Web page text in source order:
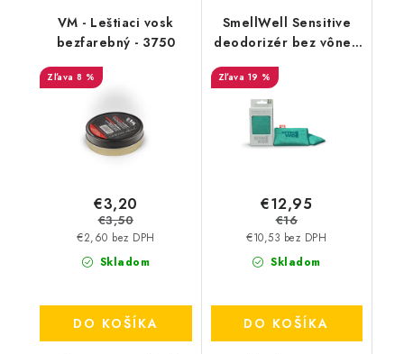
VM - Leštiaci vosk
bezfarebný - 3750
8 %
Skladom
€2,60 bez DPH
€3,20
€3,50
DO KOŠÍKA
SmellWell Sensitive
deodorizér bez vône -
19 %
Skladom
€10,53 bez DPH
€12,95
€16
DO KOŠÍKA